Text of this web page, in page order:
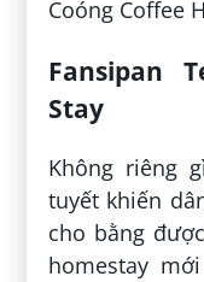
Coóng Coffee
Fansipan
Stay
Không riêng
tuyết khiến
cho bằng
homestay